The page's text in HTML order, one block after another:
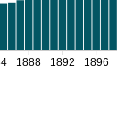
1888 1892 1896